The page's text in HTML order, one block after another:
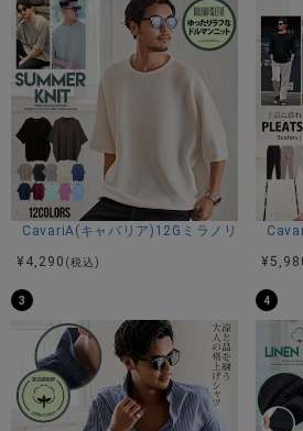
CavariA(キャバリア)12Gミラノリブクルー
¥ 4,290 (税込)
¥
3 4